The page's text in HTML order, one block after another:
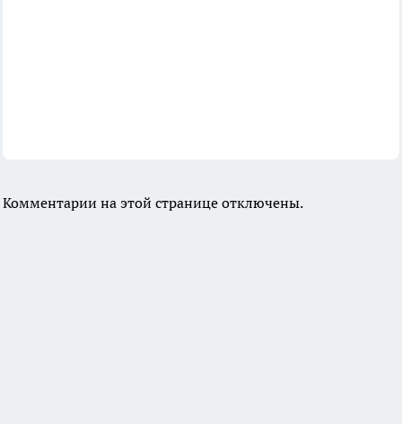
Комментарии на этой странице отключены.